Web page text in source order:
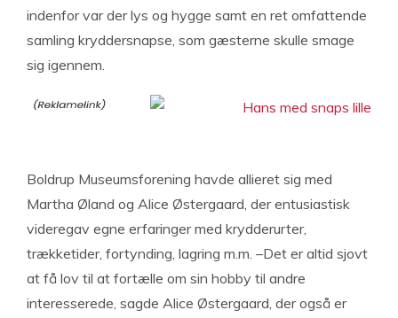
indenfor var der lys og hygge samt en ret omfattende
samling kryddersnapse, som gæsterne skulle smage
sig igennem.
Boldrup Museumsforening havde allieret sig med
Martha Øland og Alice Østergaard, der entusiastisk
videregav egne erfaringer med krydderurter,
trækketider, fortynding, lagring m.m. –Det er altid sjovt
at få lov til at fortælle om sin hobby til andre
interesserede, sagde Alice Østergaard, der også er